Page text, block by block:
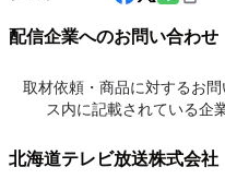
配信企業へのお問い合わせ
取材依頼・商品に対するお
ス内に記載されている企
北海道テレビ放送株式会社